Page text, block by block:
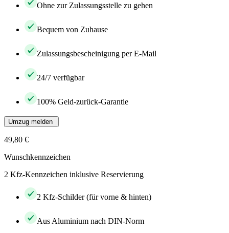
Ohne zur Zulassungsstelle zu gehen
Bequem von Zuhause
Zulassungsbescheinigung per E-Mail
24/7 verfügbar
100% Geld-zurück-Garantie
Umzug melden
49,80 €
Wunschkennzeichen
2 Kfz-Kennzeichen inklusive Reservierung
2 Kfz-Schilder (für vorne & hinten)
Aus Aluminium nach DIN-Norm